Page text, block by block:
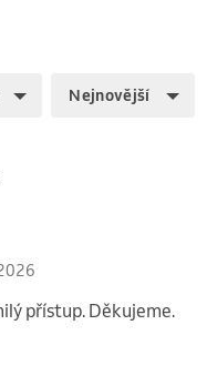
Nejnovější
přístup. Děkujeme.